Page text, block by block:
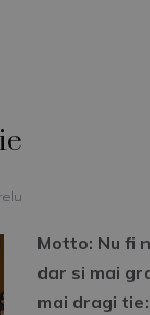
Motto: Nu fi
dar si mai
mai dragi